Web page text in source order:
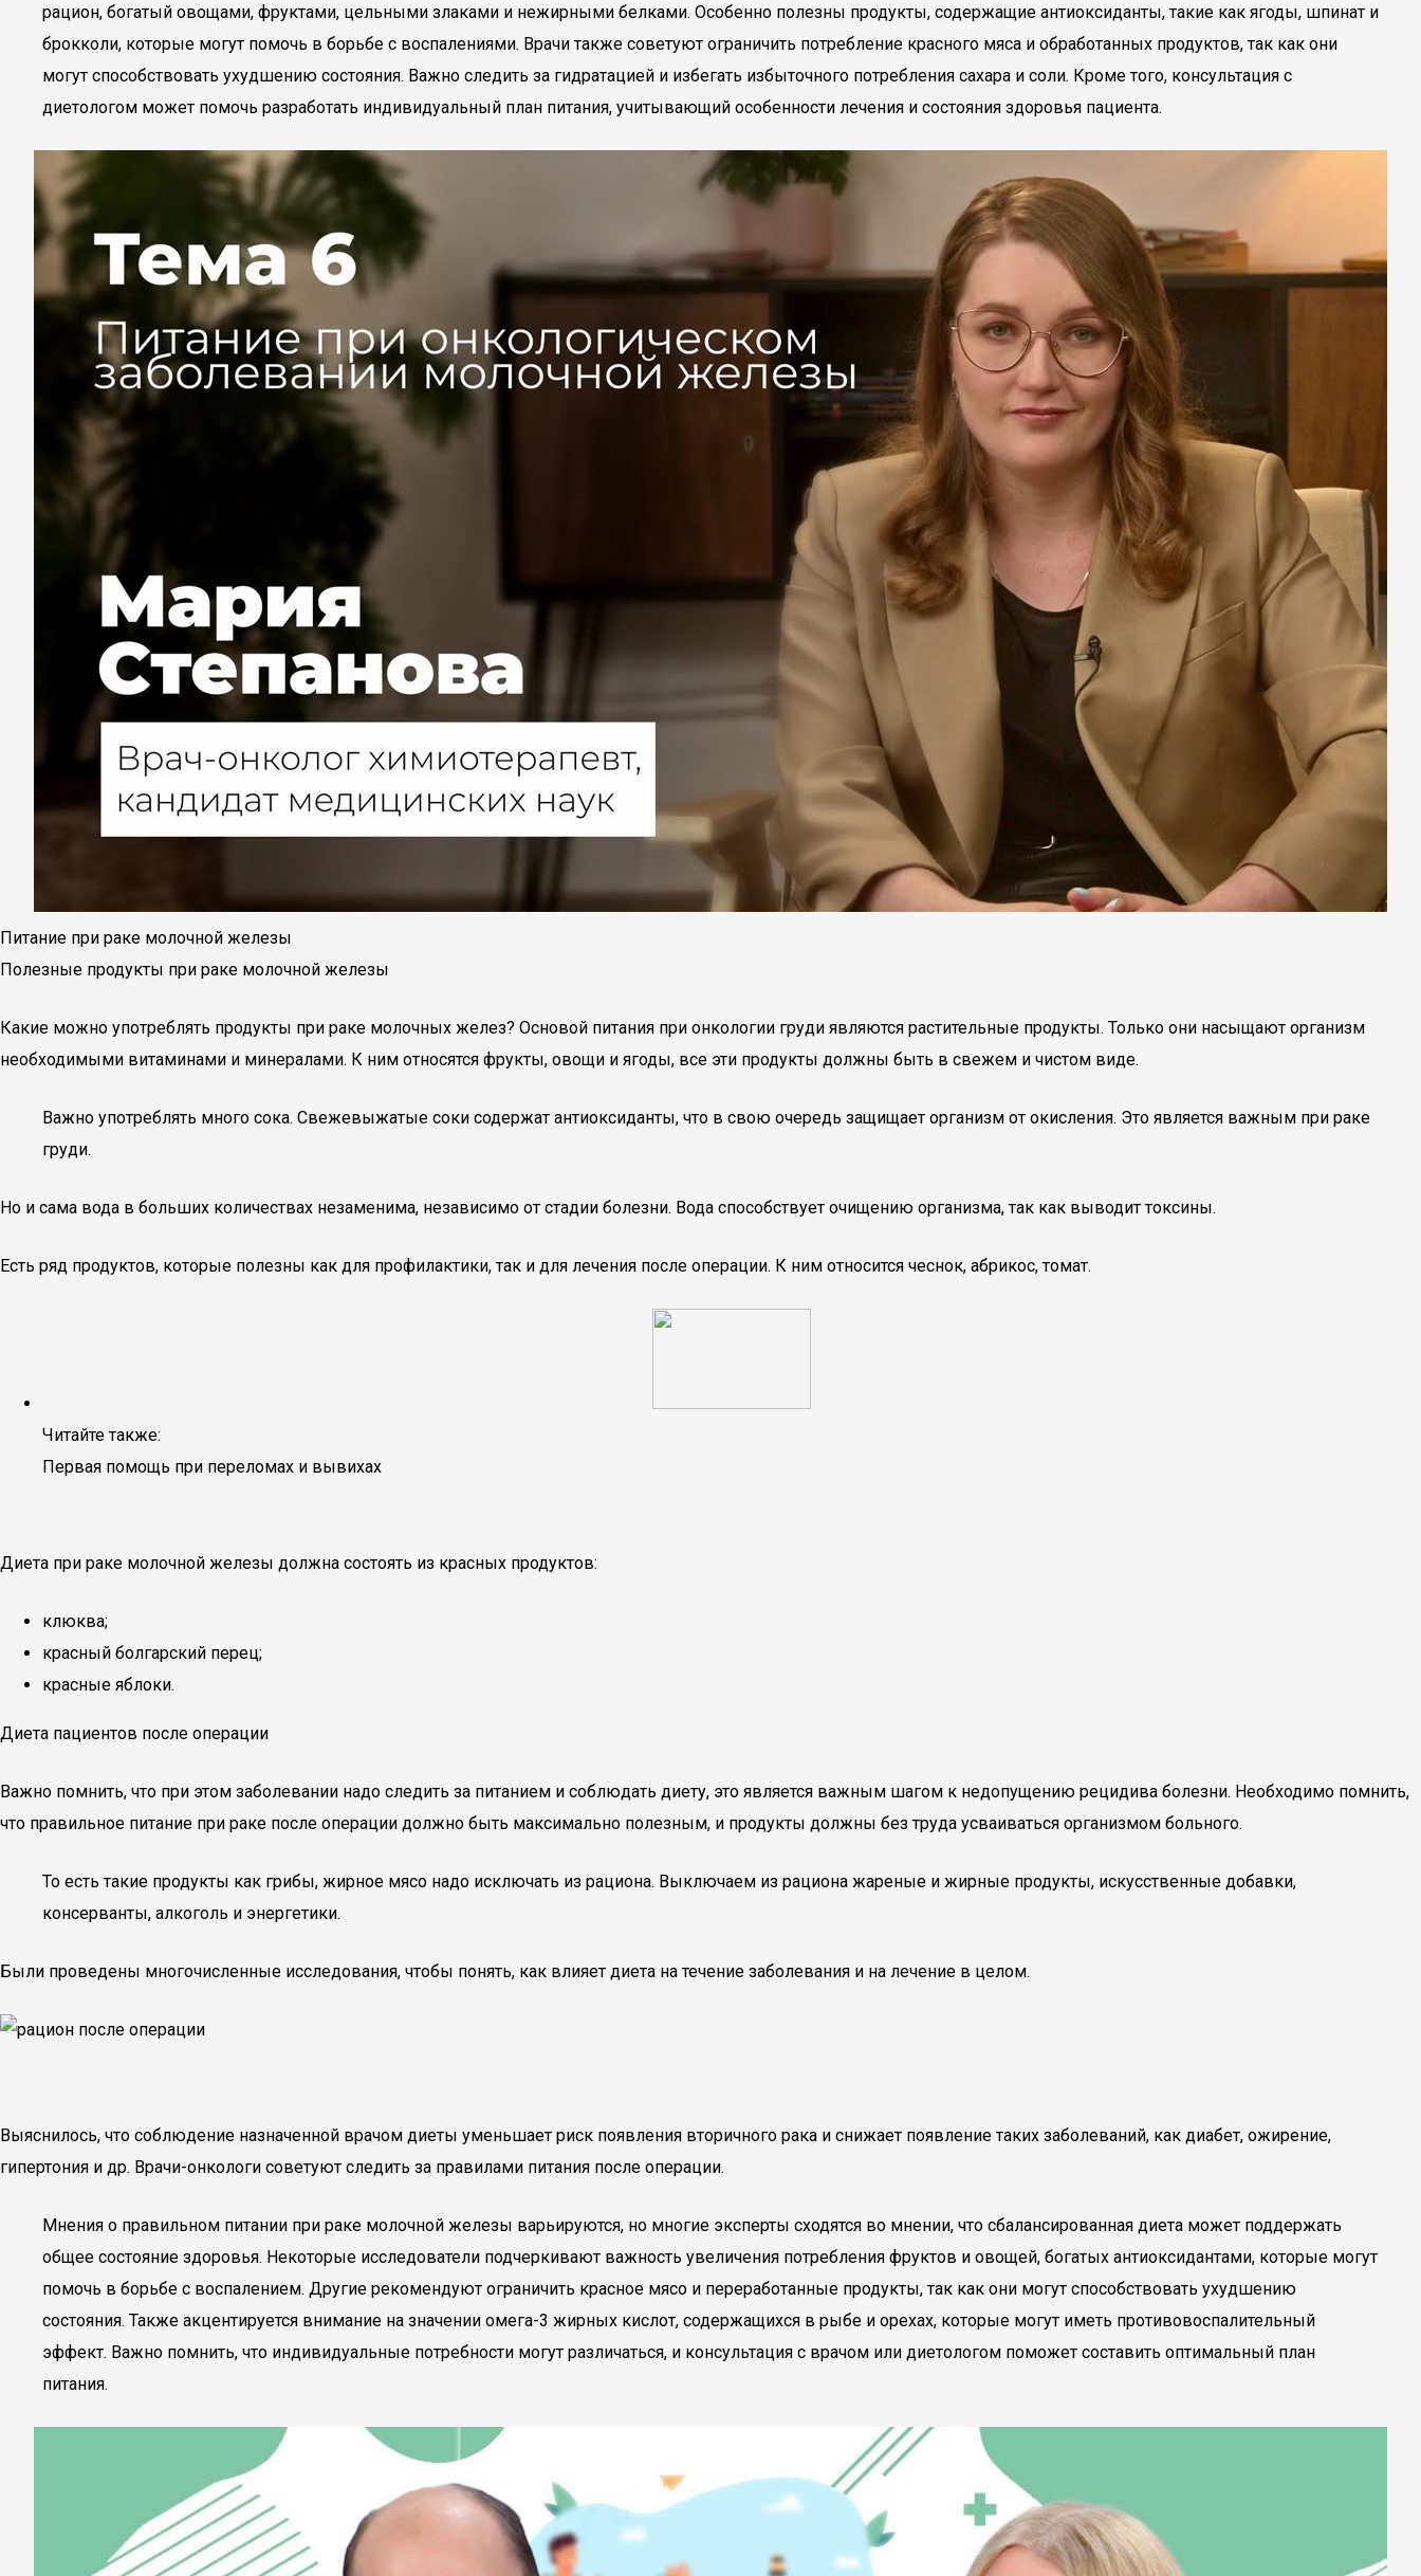
рацион, богатый овощами, фруктами, цельными злаками и нежирными белками. Особенно полезны продукты, содержащие антиоксиданты, такие как ягоды, шпинат и
брокколи, которые могут помочь в борьбе с воспалениями. Врачи также советуют ограничить потребление красного мяса и обработанных продуктов, так как они
могут способствовать ухудшению состояния. Важно следить за гидратацией и избегать избыточного потребления сахара и соли. Кроме того, консультация с
диетологом может помочь разработать индивидуальный план питания, учитывающий особенности лечения и состояния здоровья пациента.
Питание при раке молочной железы
Полезные продукты при раке молочной железы
Какие можно употреблять продукты при раке молочных желез? Основой питания при онкологии груди являются растительные продукты. Только они насыщают организм
необходимыми витаминами и минералами. К ним относятся фрукты, овощи и ягоды, все эти продукты должны быть в свежем и чистом виде.
Важно употреблять много сока. Свежевыжатые соки содержат антиоксиданты, что в свою очередь защищает организм от окисления. Это является важным при раке
груди.
Но и сама вода в больших количествах незаменима, независимо от стадии болезни. Вода способствует очищению организма, так как выводит токсины.
Есть ряд продуктов, которые полезны как для профилактики, так и для лечения после операции. К ним относится чеснок, абрикос, томат.
Читайте также:
Первая помощь при переломах и вывихах
Диета при раке молочной железы должна состоять из красных продуктов:
клюква;
красный болгарский перец;
красные яблоки.
Диета пациентов после операции
Важно помнить, что при этом заболевании надо следить за питанием и соблюдать диету, это является важным шагом к недопущению рецидива болезни. Необходимо помнить,
что правильное питание при раке после операции должно быть максимально полезным, и продукты должны без труда усваиваться организмом больного.
То есть такие продукты как грибы, жирное мясо надо исключать из рациона. Выключаем из рациона жареные и жирные продукты, искусственные добавки,
консерванты, алкоголь и энергетики.
Были проведены многочисленные исследования, чтобы понять, как влияет диета на течение заболевания и на лечение в целом.
Выяснилось, что соблюдение назначенной врачом диеты уменьшает риск появления вторичного рака и снижает появление таких заболеваний, как диабет, ожирение,
гипертония и др. Врачи-онкологи советуют следить за правилами питания после операции.
Мнения о правильном питании при раке молочной железы варьируются, но многие эксперты сходятся во мнении, что сбалансированная диета может поддержать
общее состояние здоровья. Некоторые исследователи подчеркивают важность увеличения потребления фруктов и овощей, богатых антиоксидантами, которые могут
помочь в борьбе с воспалением. Другие рекомендуют ограничить красное мясо и переработанные продукты, так как они могут способствовать ухудшению
состояния. Также акцентируется внимание на значении омега-3 жирных кислот, содержащихся в рыбе и орехах, которые могут иметь противовоспалительный
эффект. Важно помнить, что индивидуальные потребности могут различаться, и консультация с врачом или диетологом поможет составить оптимальный план
питания.